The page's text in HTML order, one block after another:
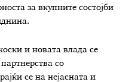
за вкупните состојби
и новата влада се
со
се на нејасната и